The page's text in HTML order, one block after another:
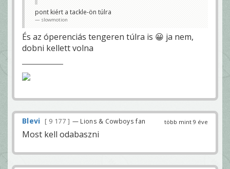
pont kiért a tackle-ön túlra
slowmotion
És az óperenciás tengeren túlra is 😀 ja nem,
dobni kellett volna
több mint 9 éve
Blevi 9 177 — Lions & Cowboys fan
Most kell odabaszni